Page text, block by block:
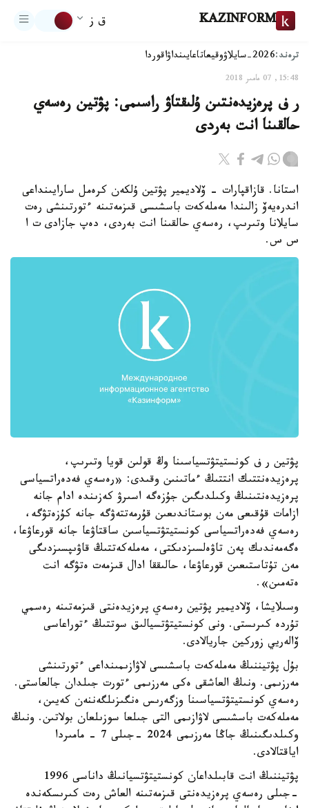
KAZINFORM ق ز
ترەند:2026-سايلاۋ وقيعاتاعايىنداۋاقوردا
15:48, 07 مامىر 2018
ر ف پرەزيدەنتىن ۇلىقتاۋ راسىمى: پۋتين رەسەي
حالقىنا انت بەردى
استانا. قازاقپارات - ۆلاديمير پۋتين ۇلكەن كرەمل سارايىنداعى
اندرەيەۆ زالىندا مەملەكەت باسشىسى قىزمەتىنە ءتورتىنشى رەت
سايلانا وتىرىپ، رەسەي حالقىنا انت بەردى، دەپ جازادى ت ا
س س.
پۋتين ر ف كونستيتۋتسياسىنا وڭ قولىن قويا وتىرىپ،
پرەزيدەنتتىك انتتىڭ ءماتىنىن وقىدى: «رەسەي فەدەراتسياسى
پرەزيدەنتىنىڭ وكىلدىگىن جۇزەگە اسىرۋ كەزىندە ادام جانە
ازامات قۇقىعى مەن بوستاندىعىن قۇرمەتتەۋگە جانە كۇزەتۋگە،
رەسەي فەدەراتسياسى كونستيتۋتسياسىن ساقتاۋعا جانە قورعاۋعا،
ەگەمەندىك پەن تاۋەلسىزدىكتى، مەملەكەتتىڭ قاۋىپسىزدىگى
مەن تۇتاستىعىن قورعاۋعا، حالىققا ادال قىزمەت ەتۋگە انت
ەتەمىن».
وسىلايشا، ۆلاديمير پۋتين رەسەي پرەزيدەنتى قىزمەتىنە رەسمي
تۇردە كىرىستى. ونى كونستيتۋتسيالىق سوتتىڭ ءتوراعاسى
ۆالەريي زوركين جاريالادى.
بۇل پۋتيننىڭ مەملەكەت باسشىسى لاۋازىمىنداعى ءتورتىنشى
مەرزىمى. ونىڭ العاشقى ەكى مەرزىمى ءتورت جىلدان جالعاستى.
رەسەي كونستيتۋتسياسىنا وزگەرىس ەنگىزىلگەننەن كەيىن،
مەملەكەت باسشىسى لاۋازىمى التى جىلعا سوزىلعان بولاتىن. ونىڭ
وكىلدىگىنىڭ جاڭا مەرزىمى 2024 -جىلى 7 - مامىردا
اياقتالادى.
پۋتيننىڭ انت قابىلداعان كونستيتۋتسيانىڭ داناسى 1996
-جىلى رەسەي پرەزيدەنتى قىزمەتىنە العاش رەت كىرىسكەندە